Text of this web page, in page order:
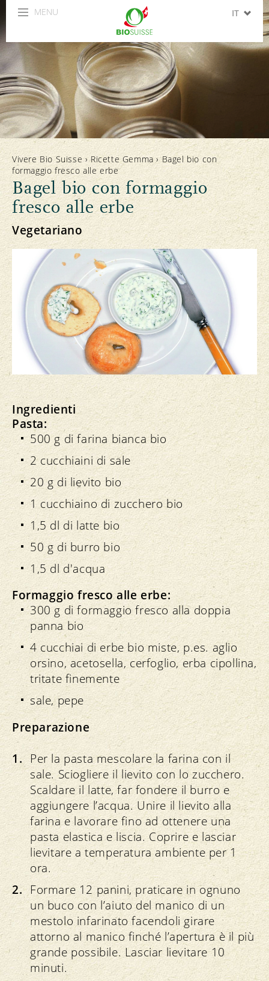
MENU IT
ES
Vivere Bio Suisse ›Ricette Gemma ›Bagel bio con
formaggio fresco alle erbe
Bagel bio con formaggio
fresco alle erbe
Vegetariano
Ingredienti
Pasta:
500 g di farina bianca bio
2 cucchiaini di sale
20 g di lievito bio
1 cucchiaino di zucchero bio
1,5 dl di latte bio
50 g di burro bio
1,5 dl d'acqua
Formaggio fresco alle erbe:
300 g di formaggio fresco alla doppia
panna bio
4 cucchiai di erbe bio miste, p.es. aglio
orsino, acetosella, cerfoglio, erba cipollina,
tritate finemente
sale, pepe
Preparazione
Per la pasta mescolare la farina con il
sale. Sciogliere il lievito con lo zucchero.
Scaldare il latte, far fondere il burro e
aggiungere l’acqua. Unire il lievito alla
farina e lavorare fino ad ottenere una
pasta elastica e liscia. Coprire e lasciar
lievitare a temperatura ambiente per 1
ora.
Formare 12 panini, praticare in ognuno
un buco con l’aiuto del manico di un
mestolo infarinato facendoli girare
attorno al manico finché l’apertura è il più
grande possibile. Lasciar lievitare 10
minuti.